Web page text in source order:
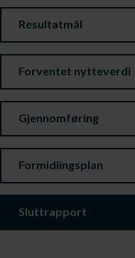
Resultatmål
Forventet nytteverdi
Gjennomføring
Formidlingsplan
Sluttrapport